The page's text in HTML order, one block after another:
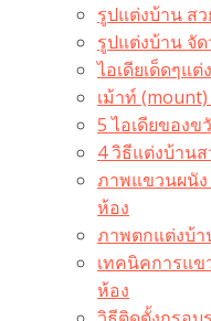
รูปแต่งบ้าน สว
รูปแต่งบ้าน จั
ไอเดียเด็ดๆแ
เม้าท์
5 ไอเดียของ
4 วิธีแต่งบ้าน
ภาพแขวนผนัง
ห้อง
ภาพตกแต่งบ้า
เทคนิคการแข
ห้อง